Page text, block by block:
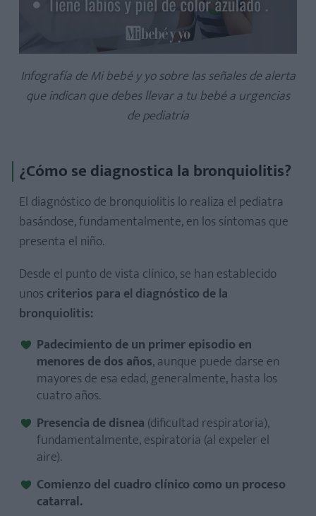
Infografía de Mi bebé y yo sobre las señales de alerta
que indican que debes llevar a tu bebé a urgencias
de pediatría
¿Cómo se diagnostica la bronquiolitis?
El diagnóstico de bronquiolitis lo realiza el pediatra
basándose, fundamentalmente, en los síntomas que
presenta el niño.
Desde el punto de vista clínico, se han establecido
unos criterios para el diagnóstico de la
bronquiolitis:
Padecimiento de un primer episodio en
menores de dos años, aunque puede darse en
mayores de esa edad, generalmente, hasta los
cuatro años.
Presencia de disnea (dificultad respiratoria),
fundamentalmente, espiratoria (al expeler el
aire).
Comienzo del cuadro clínico como un proceso
catarral.